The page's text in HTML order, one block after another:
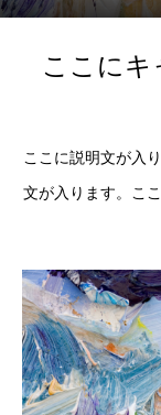
ここにキ
ここに説明文が入
文が入ります。こ